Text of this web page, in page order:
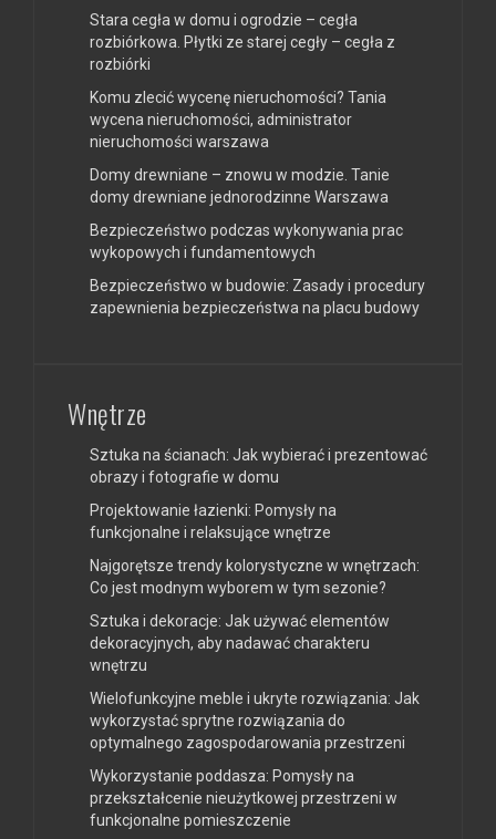
Stara cegła w domu i ogrodzie – cegła
rozbiórkowa. Płytki ze starej cegły – cegła z
rozbiórki
Komu zlecić wycenę nieruchomości? Tania
wycena nieruchomości, administrator
nieruchomości warszawa
Domy drewniane – znowu w modzie. Tanie
domy drewniane jednorodzinne Warszawa
Bezpieczeństwo podczas wykonywania prac
wykopowych i fundamentowych
Bezpieczeństwo w budowie: Zasady i procedury
zapewnienia bezpieczeństwa na placu budowy
Wnętrze
Sztuka na ścianach: Jak wybierać i prezentować
obrazy i fotografie w domu
Projektowanie łazienki: Pomysły na
funkcjonalne i relaksujące wnętrze
Najgorętsze trendy kolorystyczne w wnętrzach:
Co jest modnym wyborem w tym sezonie?
Sztuka i dekoracje: Jak używać elementów
dekoracyjnych, aby nadawać charakteru
wnętrzu
Wielofunkcyjne meble i ukryte rozwiązania: Jak
wykorzystać sprytne rozwiązania do
optymalnego zagospodarowania przestrzeni
Wykorzystanie poddasza: Pomysły na
przekształcenie nieużytkowej przestrzeni w
funkcjonalne pomieszczenie